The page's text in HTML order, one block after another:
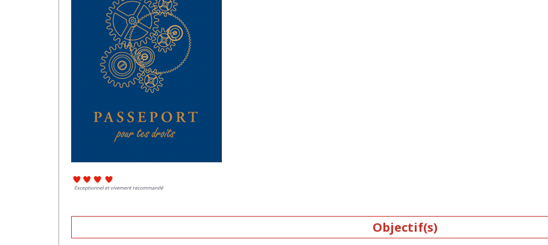
Objectif(s)